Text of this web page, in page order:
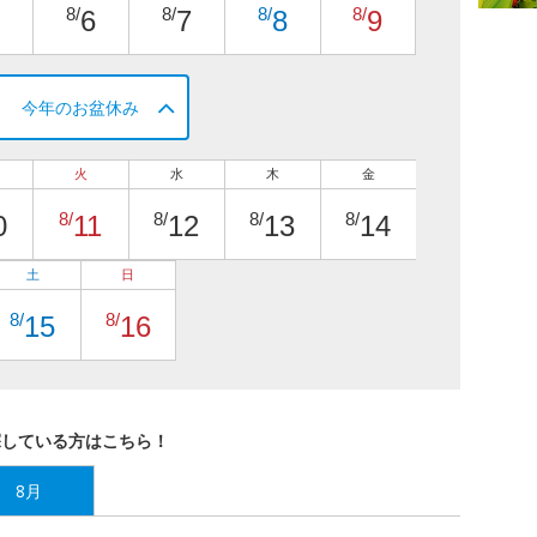
8/6 8/7 8/8 8/9
今年のお盆休み
火
8/11
水
8/12
木
8/13
金
8/14
土
8/15
日
8/16
ている方はこちら！
8月